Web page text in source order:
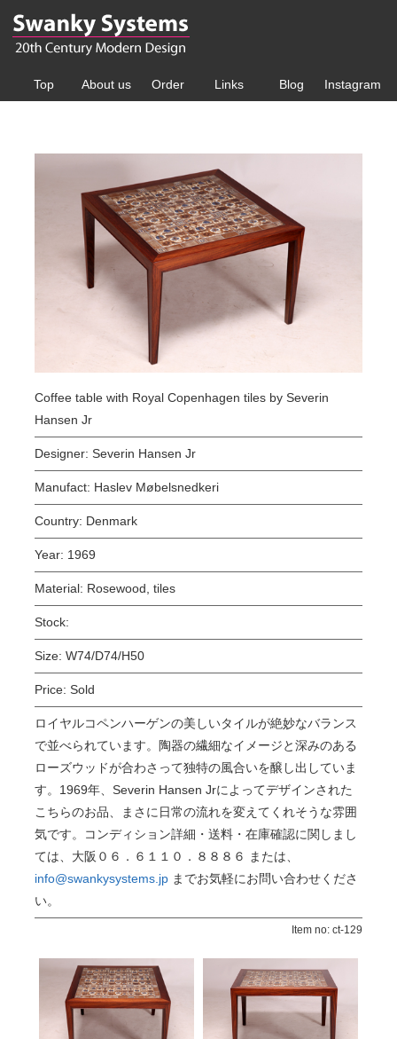
Top About us Order Links Blog Instagram
Coffee table with Royal Copenhagen tiles by Severin
Hansen Jr
Designer: Severin Hansen Jr
Manufact: Haslev Møbelsnedkeri
Country: Denmark
Year: 1969
Material: Rosewood, tiles
Stock:
Size: W74/D74/H50
Price: Sold
ロイヤルコペンハーゲンの美しいタイルが絶妙なバランス
で並べられています。陶器の繊細なイメージと深みのある
ローズウッドが合わさって独特の風合いを醸し出していま
す。1969年、Severin Hansen Jrによってデザインされた
こちらのお品、まさに日常の流れを変えてくれそうな雰囲
気です。コンディション詳細・送料・在庫確認に関しまし
ては、大阪０６．６１１０．８８８６ または、
info@swankysystems.jp までお気軽にお問い合わせくださ
い。
Item no: ct-129